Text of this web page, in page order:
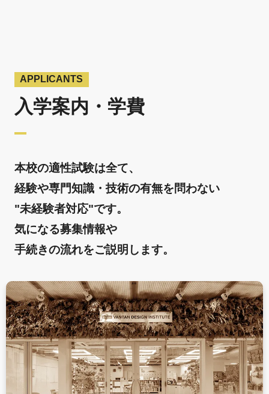
APPLICANTS
入学案内・学費
本校の適性試験は全て、
経験や専門知識・技術の有無を問わない
"未経験者対応"です。
気になる募集情報や
手続きの流れをご説明します。